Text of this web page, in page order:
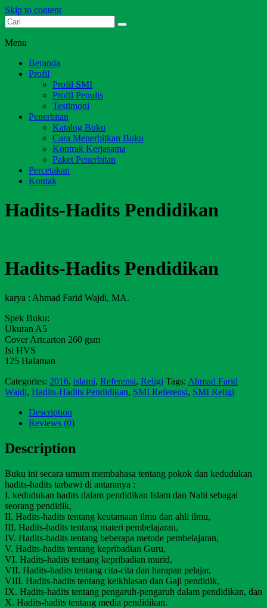
Skip to content
Dari Jambi untuk Indonesia
Menu
Beranda
Profil
Profil SMI
Profil Penulis
Testimoni
Penerbitan
Katalog Buku
Cara Menerbitkan Buku
Kontrak Kerjasama
Paket Penerbitan
Percetakan
Kontak
Hadits-Hadits Pendidikan
Hadits-Hadits Pendidikan
karya : Ahmad Farid Wajdi, MA.
Spek Buku:
Ukuran A5
Cover Artcarton 260 gsm
Isi HVS
125 Halaman
Categories: 2016, islami, Referensi, Religi Tags: Ahmad Farid
Wajdi, Hadits-Hadits Pendidikan, SMI Referensi, SMI Religi
Description
Reviews (0)
Description
Buku ini secara umum membahasa tentang pokok dan kedudukan
hadits-hadits tarbawi di antaranya :
I. kedudukan hadits dalam pendidikan Islam dan Nabi sebagai
seorang pendidik,
II. Hadits-hadits tentang keutamaan ilmu dan ahli ilmu,
III. Hadits-hadits tentang materi pembelajaran,
IV. Hadits-hadits tentang beberapa metode pembelajaran,
V. Hadits-hadits tentang kepribadian Guru,
VI. Hadits-hadits tentang kepribadian murid,
VII. Hadits-hadits tentang cita-cita dan harapan pelajar,
VIII. Hadits-hadits tentang keikhlasan dan Gaji pendidik,
IX. Hadits-hadits tentang pengaruh-pengaruh dalam pendidikan, dan
X. Hadits-hadits tentang media pendidikan.